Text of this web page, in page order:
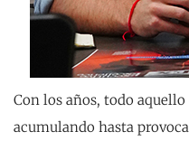
Con los años, todo
acumulando hasta